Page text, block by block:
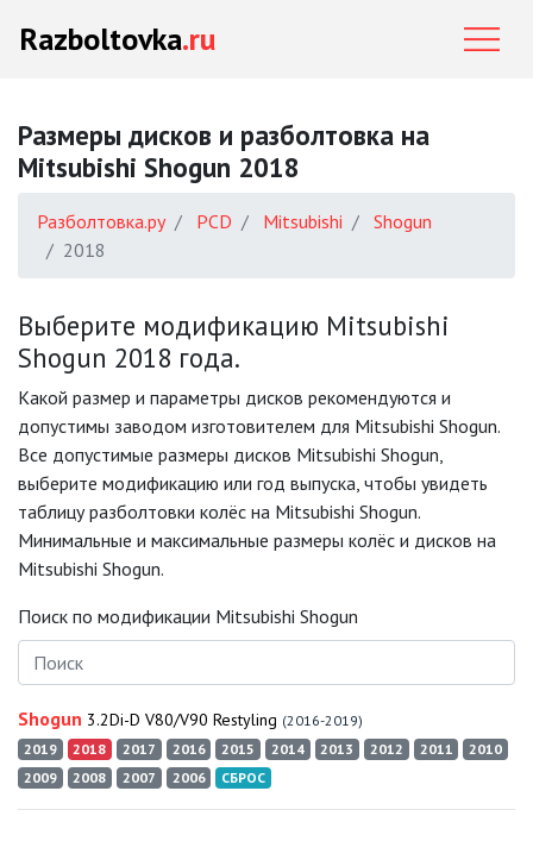
Razboltovka.ru
Размеры дисков и разболтовка на
Mitsubishi Shogun 2018
Разболтовка.ру PCD Mitsubishi
Shogun
2018
Выберите модификацию Mitsubishi
Shogun 2018 года.
Какой размер и параметры дисков рекомендуются и
допустимы заводом изготовителем для Mitsubishi Shogun.
Все допустимые размеры дисков Mitsubishi Shogun,
выберите модификацию или год выпуска, чтобы увидеть
таблицу разболтовки колёс на Mitsubishi Shogun.
Минимальные и максимальные размеры колёс и дисков на
Mitsubishi Shogun.
Поиск по модификации Mitsubishi Shogun
Shogun 3.2Di-D V80/V90 Restyling (2016-2019)
2019
2018 2017 2016 2015 2014 2013 2012 2011
2010
2009
2008 2007 2006 СБРОС